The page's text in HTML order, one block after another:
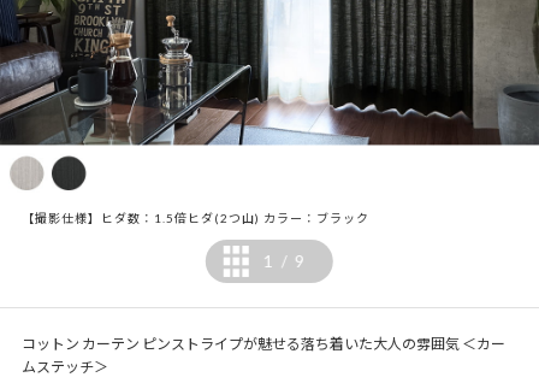
【撮影仕様】ヒダ数：1.5倍ヒダ(2つ山) カラー：ブラック
1 / 9
コットン カーテン ピンストライプが魅せる落ち着いた大人の雰囲気 ＜カー
ムステッチ＞